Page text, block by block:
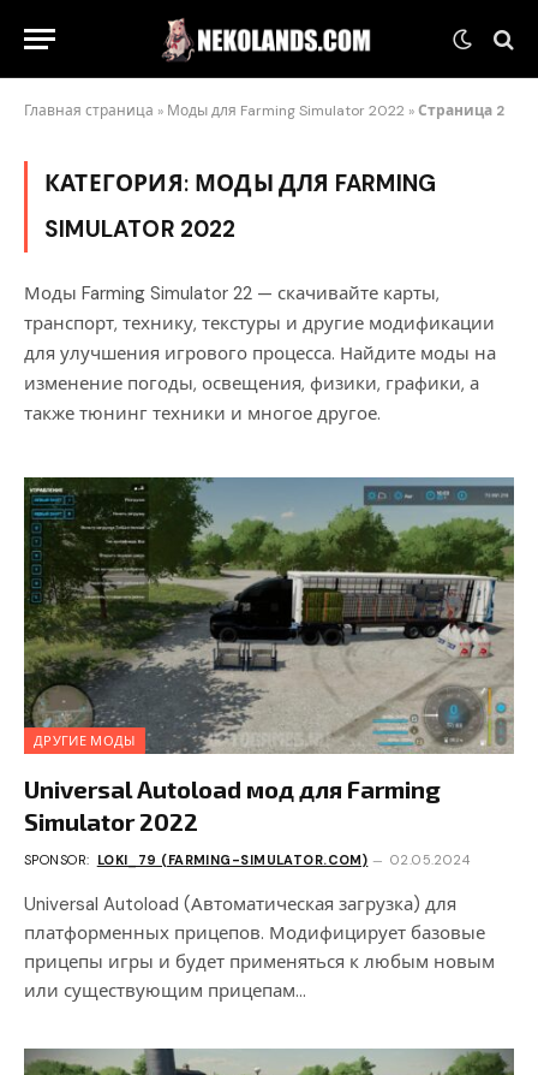
Главная страница » Моды для Farming Simulator 2022 »Страница 2
КАТЕГОРИЯ: МОДЫ ДЛЯ FARMING
SIMULATOR 2022
Моды Farming Simulator 22 — скачивайте карты,
транспорт, технику, текстуры и другие модификации
для улучшения игрового процесса. Найдите моды на
изменение погоды, освещения, физики, графики, а
также тюнинг техники и многое другое.
ДРУГИЕ МОДЫ
Universal Autoload мод для Farming
Simulator 2022
SPONSOR: LOKI_79 (FARMING-SIMULATOR.COM) 02.05.2024
Universal Autoload (Автоматическая загрузка) для
платформенных прицепов. Модифицирует базовые
прицепы игры и будет применяться к любым новым
или существующим прицепам…